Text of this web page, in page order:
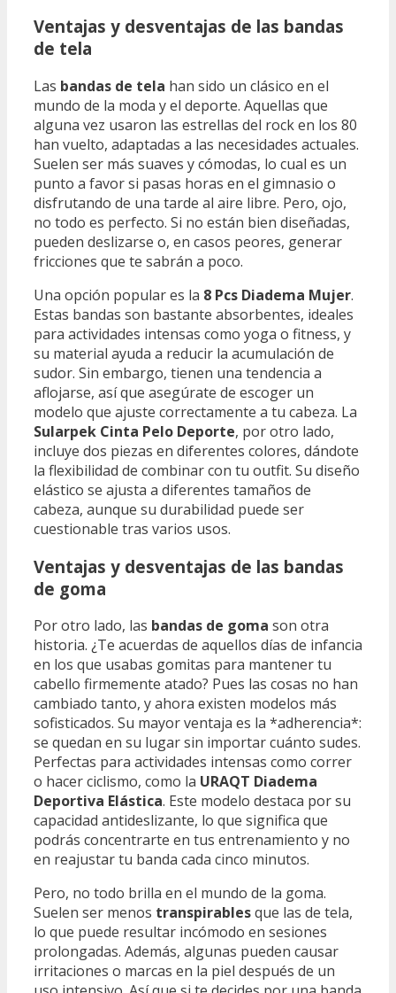
Ventajas y desventajas de las bandas
de tela
Las bandas de tela han sido un clásico en el
mundo de la moda y el deporte. Aquellas que
alguna vez usaron las estrellas del rock en los 80
han vuelto, adaptadas a las necesidades actuales.
Suelen ser más suaves y cómodas, lo cual es un
punto a favor si pasas horas en el gimnasio o
disfrutando de una tarde al aire libre. Pero, ojo,
no todo es perfecto. Si no están bien diseñadas,
pueden deslizarse o, en casos peores, generar
fricciones que te sabrán a poco.
Una opción popular es la 8 Pcs Diadema Mujer.
Estas bandas son bastante absorbentes, ideales
para actividades intensas como yoga o fitness, y
su material ayuda a reducir la acumulación de
sudor. Sin embargo, tienen una tendencia a
aflojarse, así que asegúrate de escoger un
modelo que ajuste correctamente a tu cabeza. La
Sularpek Cinta Pelo Deporte, por otro lado,
incluye dos piezas en diferentes colores, dándote
la flexibilidad de combinar con tu outfit. Su diseño
elástico se ajusta a diferentes tamaños de
cabeza, aunque su durabilidad puede ser
cuestionable tras varios usos.
Ventajas y desventajas de las bandas
de goma
Por otro lado, las bandas de goma son otra
historia. ¿Te acuerdas de aquellos días de infancia
en los que usabas gomitas para mantener tu
cabello firmemente atado? Pues las cosas no han
cambiado tanto, y ahora existen modelos más
sofisticados. Su mayor ventaja es la *adherencia*:
se quedan en su lugar sin importar cuánto sudes.
Perfectas para actividades intensas como correr
o hacer ciclismo, como la URAQT Diadema
Deportiva Elástica. Este modelo destaca por su
capacidad antideslizante, lo que significa que
podrás concentrarte en tus entrenamiento y no
en reajustar tu banda cada cinco minutos.
Pero, no todo brilla en el mundo de la goma.
Suelen ser menos transpirablesque las de tela,
lo que puede resultar incómodo en sesiones
prolongadas. Además, algunas pueden causar
irritaciones o marcas en la piel después de un